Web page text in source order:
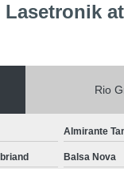
Rio
Almirante
Balsa Nova